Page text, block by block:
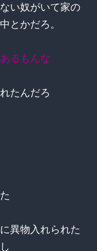
い奴がいて家の
とかだろ。
るもんな
たんだろ
異物入れられた